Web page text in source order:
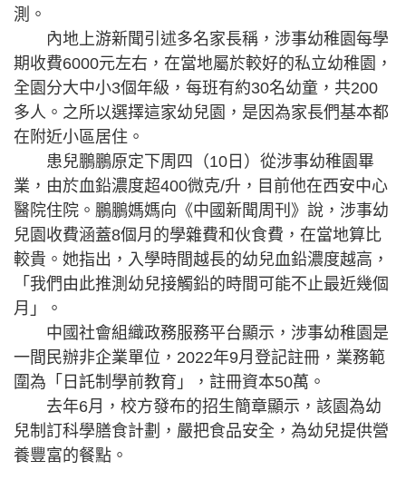
測。
內地上游新聞引述多名家長稱，涉事幼稚園每學
期收費6000元左右，在當地屬於較好的私立幼稚園，
全園分大中小3個年級，每班有約30名幼童，共200
多人。之所以選擇這家幼兒園，是因為家長們基本都
在附近小區居住。
患兒鵬鵬原定下周四（10日）從涉事幼稚園畢
業，由於血鉛濃度超400微克/升，目前他在西安中心
醫院住院。鵬鵬媽媽向《中國新聞周刊》說，涉事幼
兒園收費涵蓋8個月的學雜費和伙食費，在當地算比
較貴。她指出，入學時間越長的幼兒血鉛濃度越高，
「我們由此推測幼兒接觸鉛的時間可能不止最近幾個
月」。
中國社會組織政務服務平台顯示，涉事幼稚園是
一間民辦非企業單位，2022年9月登記註冊，業務範
圍為「日託制學前教育」，註冊資本50萬。
去年6月，校方發布的招生簡章顯示，該園為幼
兒制訂科學膳食計劃，嚴把食品安全，為幼兒提供營
養豐富的餐點。